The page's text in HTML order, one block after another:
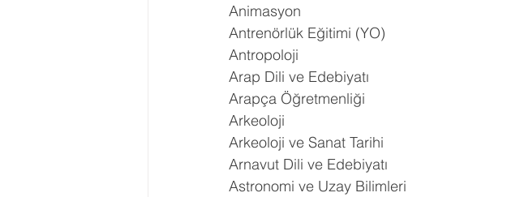
Animasyon
Antrenörlük Eğitimi (YO)
Antropoloji
Arap Dili ve Edebiyatı
Arapça Öğretmenliği
Arkeoloji
Arkeoloji ve Sanat Tarihi
Arnavut Dili ve Edebiyatı
Astronomi ve Uzay Bilimleri